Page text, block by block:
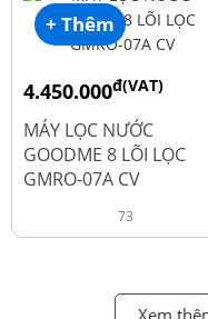
+ Thêm
4.450.000đ(VAT)
6.250.000
MÁY LỌC NƯỚC
GOODME 8 LÕI LỌC
GMRO-07A CV
73
Xem